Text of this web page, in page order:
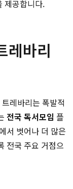
제공합니다.
레바리
레바리는 폭발적
전국 독서모임 플
서 벗어나 더 많은
전국 주요 거점으